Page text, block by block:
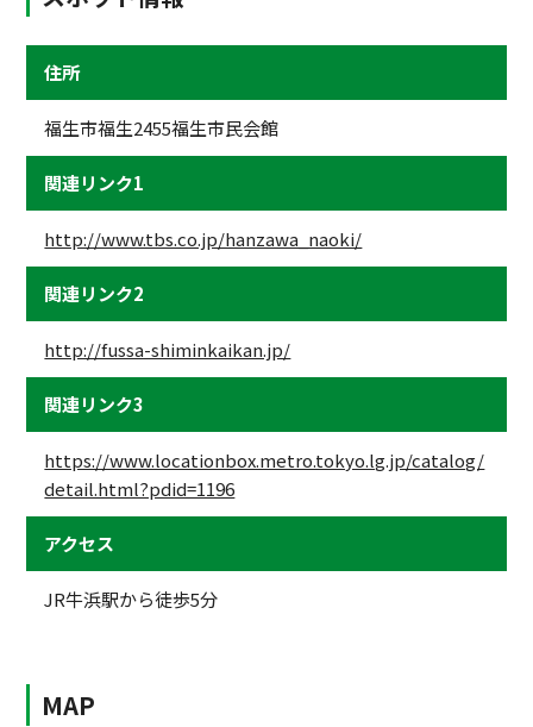
住所
福生市福生2455福生市民会館
関連リンク1
http://www.tbs.co.jp/hanzawa_naoki/
関連リンク2
http://fussa-shiminkaikan.jp/
関連リンク3
https://www.locationbox.metro.tokyo.lg.jp/catalog/
detail.html?pdid=1196
アクセス
JR牛浜駅から徒歩5分
MAP